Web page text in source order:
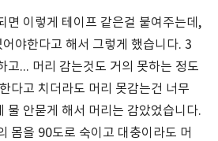
면 이렇게 테이프 같은걸 붙여주는데,
야한다고 해서 그렇게 했습니다. 3
고... 머리 감는것도 거의 못하는 정도
다고 치더라도 머리 못감는건 너무
물 안묻게 해서 머리는 감았었습니다.
몸을 90도로 숙이고 대충이라도 머